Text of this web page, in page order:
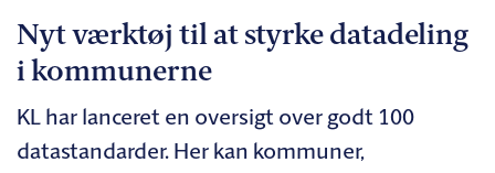
Nyt værktøj til at styrke datadeling
i kommunerne
KL har lanceret en oversigt over godt 100
datastandarder. Her kan kommuner,